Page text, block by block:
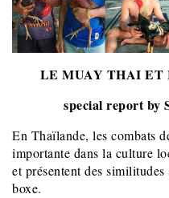
LE MUAY THAI ET
special report by
En Thaïlande, les combats
importante dans la culture
et présentent des
boxe.